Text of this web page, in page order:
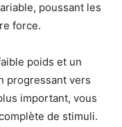
poussant les
force.
poids et un
progressant vers
important, vous
de stimuli.